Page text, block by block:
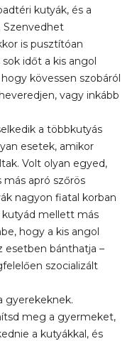
kutyák, és a
Szenvedhet
is pusztítóan
időt a kis angol
kövessen szobáról
vagy inkább
a többkutyás
esetek, amikor
Volt olyan egyed,
más apró szőrös
nagyon fiatal korban
kutyád mellett más
hogy a kis angol
esetben bánthatja –
szocializált
gyerekeknek.
meg a gyermeket,
a kutyákkal, és